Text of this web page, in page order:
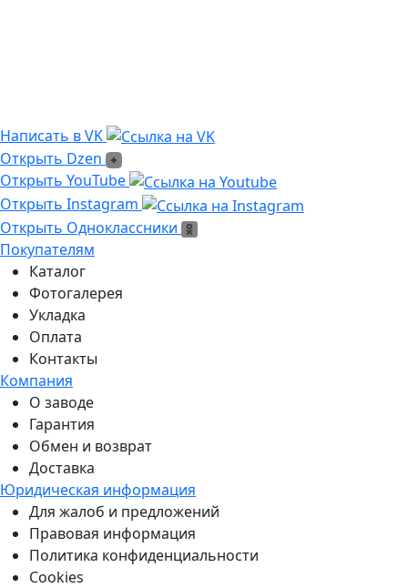
Написать в VK
Написать в VK
Открыть Dzen
Открыть Dzen
Ссылка на Youtube
Открыть YouTube
Ссылка на Instagram
Открыть Instagram
Открыть Одноклассники
Открыть Одноклассники
Покупателям
Каталог
Фотогалерея
Укладка
Оплата
Контакты
Компания
О заводе
Гарантия
Обмен и возврат
Доставка
Юридическая информация
Для жалоб и предложений
Правовая информация
Политика конфиденциальности
Cookies